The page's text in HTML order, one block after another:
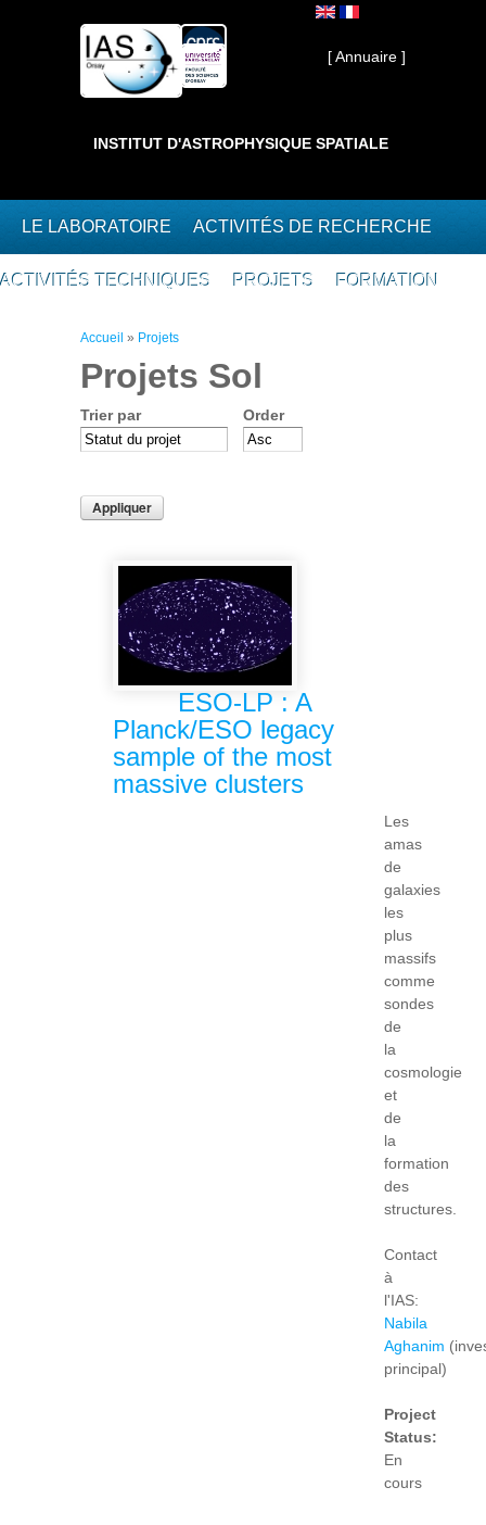
Interne ]
[ Annuaire ]
INSTITUT D'ASTROPHYSIQUE SPATIALE
LE LABORATOIRE ACTIVITÉS DE RECHERCHE
ACTIVITÉS TECHNIQUES PROJETS FORMATION
Vous êtes ici
Accueil » Projets
Projets Sol
Trier par Order
ESO-LP : A
Planck/ESO legacy
sample of the most
massive clusters
Les
amas
de
galaxies
les
plus
massifs
comme
sondes
de
la
cosmologie
et
de
la
formation
des
structures.
Contact
à
l'IAS:
Nabila
Aghanim
principal)
Project
Status:
En
cours